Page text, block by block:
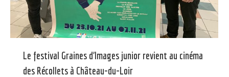
Le festival Graines d’Images junior revient au cinéma
des Récollets à Château-du-Loir